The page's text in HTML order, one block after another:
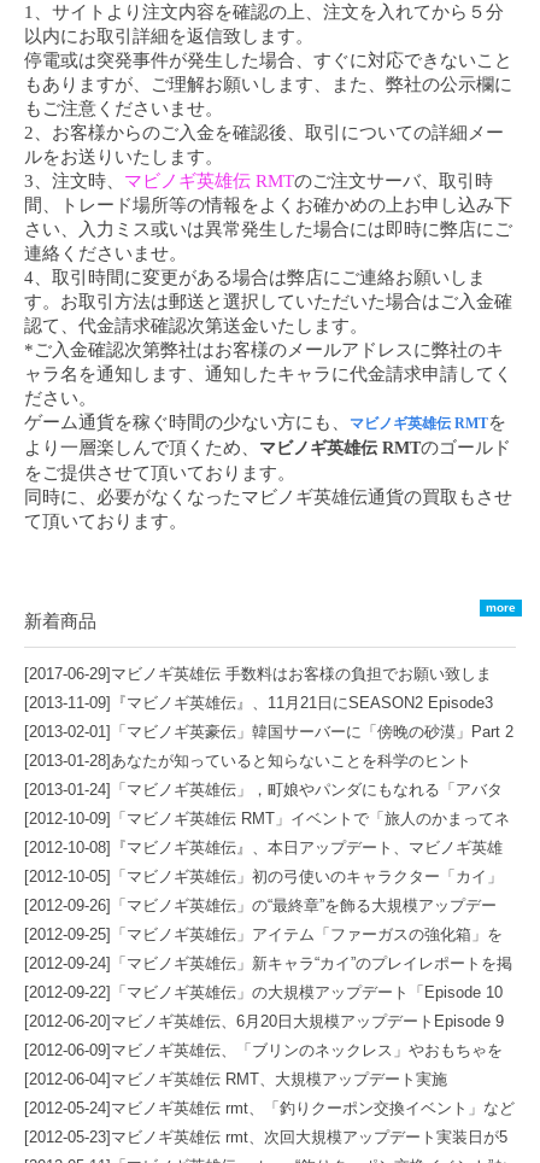
1、サイトより注文内容を確認の上、注文を入れてから５分
以内にお取引詳細を返信致します。
停電或は突発事件が発生した場合、すぐに対応できないこと
もありますが、ご理解お願いします、また、弊社の公示欄に
もご注意くださいませ。
2、お客様からのご入金を確認後、取引についての詳細メー
ルをお送りいたします。
3、注文時、 マビノギ英雄伝 RMTのご注文サーバ、取引時
間、トレード場所等の情報をよくお確かめの上お申し込み下
さい、入力ミス或いは異常発生した場合には即時に弊店にご
連絡くださいませ。
4、取引時間に変更がある場合は弊店にご連絡お願いしま
す。お取引方法は郵送と選択していただいた場合はご入金確
認て、代金請求確認次第送金いたします。
*ご入金確認次第弊社はお客様のメールアドレスに弊社のキ
ャラ名を通知します、通知したキャラに代金請求申請してく
ださい。
ゲーム通貨を稼ぐ時間の少ない方にも、
マビノギ英雄伝 RMTを
より一層楽しんで頂くため、
マビノギ英雄伝 RMTのゴールド
をご提供させて頂いております。
同時に、必要がなくなったマビノギ英雄伝通貨の買取もさせ
て頂いております。
more
新着商品
[2017-06-29] マビノギ英雄伝 手数料はお客様の負担でお願い致しま
す。
[2013-11-09]
『マビノギ英雄伝』、11月21日にSEASON2 Episode3
「霧と月光の連峰」実装
[2013-02-01] 「マビノギ英豪伝」韓国サーバーに「傍晚の砂漠」Part 2
が実装。ヴァンパイアとなった「ベラ」が“鎖”型の新武器で暴れ回る
ムービーが公開に
[2013-01-28]あなたが知っていると知らないことを科学のヒント
[2013-01-24] 「マビノギ英雄伝」，町娘やパンダにもなれる「アバタ
ーシステム」や壊れたitemを直せる「アイテム復旧system」が加え
る。「ツインテール」なども登場
[2012-10-09] 「マビノギ英雄伝 RMT」イベントで「旅人のかまってネ
ックレス」が手に入るチャンス
[2012-10-08]
『マビノギ英雄伝』、本日アップデート、マビノギ英雄
伝 RMT通貨の購入、各種イベント開催！
[2012-10-05] 「マビノギ英雄伝」初の弓使いのキャラクター「カイ」
とは,マビノギ英雄伝 RMT通貨の購入
[2012-09-26] 「マビノギ英雄伝」の“最終章”を飾る大規模アップデー
ト,マビノギ英雄伝 RMT通貨の購入
[2012-09-25] 「マビノギ英雄伝」アイテム「ファーガスの強化箱」を
イベント期間中に配布-マビノギ英雄伝 RMT通貨の購入
[2012-09-24] 「マビノギ英雄伝」新キャラ“カイ”のプレイレポートを掲
載。怒涛の攻めで敵を追い詰め，会心の一矢を撃ち込もう
[2012-09-22] 「マビノギ英雄伝」の大規模アップデート「Episode 10
『God Slayer - 解き放たれた運命 -』」が本日実装
[2012-06-20] マビノギ英雄伝、6月20日大規模アップデートEpisode 9
「A Dark Catalyst - 陥れられた英雄 -」を実施！
[2012-06-09] マビノギ英雄伝、「ブリンのネックレス」やおもちゃを
模した装備品が手に入る各種イベントを開催
[2012-06-04] マビノギ英雄伝 RMT、大規模アップデート実施
[2012-05-24] マビノギ英雄伝 rmt、「釣りクーポン交換イベント」など
4種類のイベントを開催
[2012-05-23] マビノギ英雄伝 rmt、次回大規模アップデート実装日が5